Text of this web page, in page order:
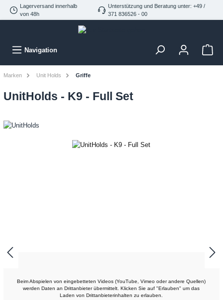
Lagerversand innerhalb
von 48h
Unterstützung und Beratung unter: +49 /
371 836526 - 00
Navigation
Marken Unit Holds Griffe
UnitHolds - K9 - Full Set
Beim Abspielen von eingebetteten Videos (YouTube, Vimeo oder andere Quellen)
werden Daten an Drittanbieter übermittelt. Klicken Sie auf "Erlauben" um das
Laden von Drittanbieterinhalten zu erlauben.